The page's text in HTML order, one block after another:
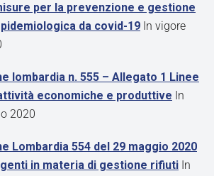
per la prevenzione e gestione
da covid-19 In vigore
lombardia n. 555 – Allegato 1 Linee
economiche e produttive In
2020
Lombardia 554 del 29 maggio 2020
in materia di gestione rifiuti In